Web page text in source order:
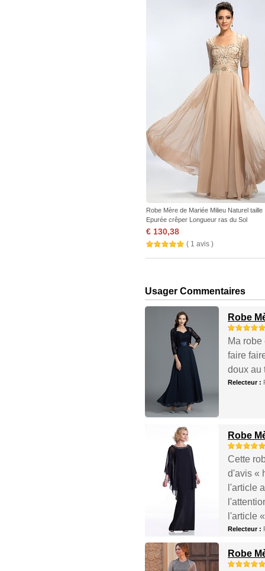
Robe Mère de Mariée Milieu Naturel taille
Epurée crêper Longueur ras du Sol
€ 130,38
( 1 avis )
Usager Commentaires
Robe
Ma
faire
doux au
Relecteur :
Robe
Cette
d'avis «
l'article
l'article
Relecteur :
Robe